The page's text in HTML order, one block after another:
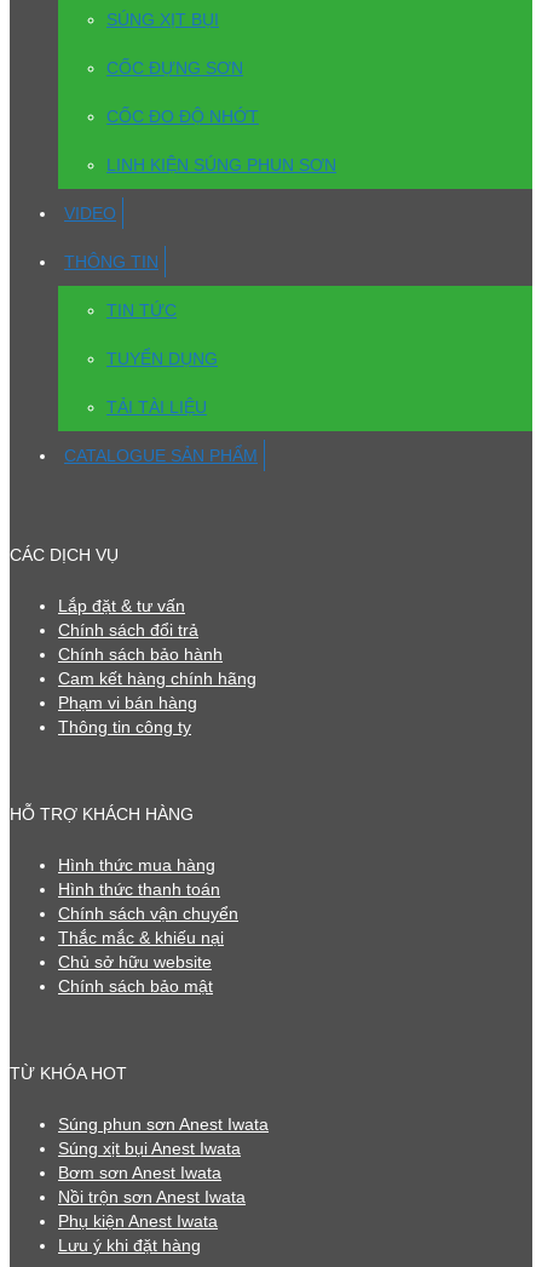
SÚNG XỊT BỤI
CỐC ĐỰNG SƠN
CỐC ĐO ĐỘ NHỚT
LINH KIỆN SÚNG PHUN SƠN
VIDEO
THÔNG TIN
TIN TỨC
TUYỂN DỤNG
TẢI TÀI LIỆU
CATALOGUE SẢN PHẨM
CÁC DỊCH VỤ
Lắp đặt & tư vấn
Chính sách đổi trả
Chính sách bảo hành
Cam kết hàng chính hãng
Phạm vi bán hàng
Thông tin công ty
HỖ TRỢ KHÁCH HÀNG
Hình thức mua hàng
Hình thức thanh toán
Chính sách vận chuyển
Thắc mắc & khiếu nại
Chủ sở hữu website
Chính sách bảo mật
TỪ KHÓA HOT
Súng phun sơn Anest Iwata
Súng xịt bụi Anest Iwata
Bơm sơn Anest Iwata
Nồi trộn sơn Anest Iwata
Phụ kiện Anest Iwata
Lưu ý khi đặt hàng